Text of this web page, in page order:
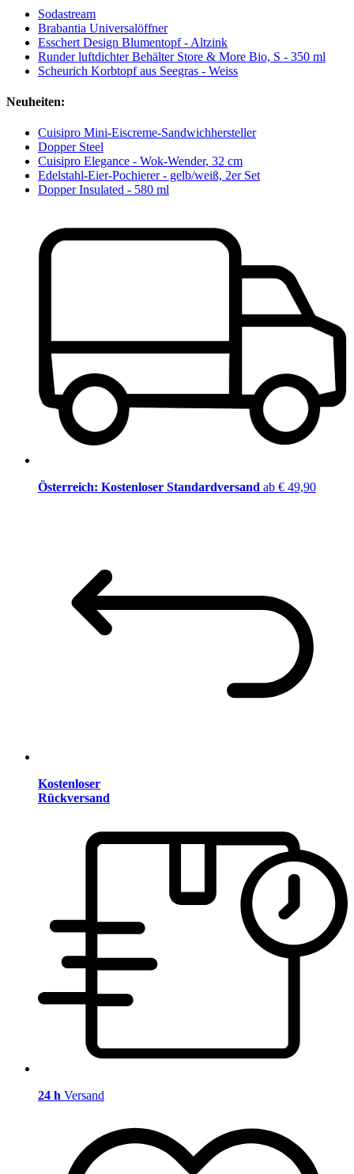
Sodastream
Brabantia Universalöffner
Esschert Design Blumentopf - Altzink
Runder luftdichter Behälter Store & More Bio, S - 350 ml
Scheurich Korbtopf aus Seegras - Weiss
Neuheiten:
Cuisipro Mini-Eiscreme-Sandwichhersteller
Dopper Steel
Cuisipro Elegance - Wok-Wender, 32 cm
Edelstahl-Eier-Pochierer - gelb/weiß, 2er Set
Dopper Insulated - 580 ml
Österreich: Kostenloser Standardversand ab € 49,90
Kostenloser
Rückversand
24 h Versand